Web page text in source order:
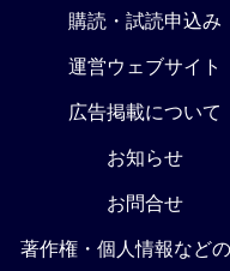
購読・試読申込み
運営ウェブサイト
広告掲載について
お知らせ
お問合せ
著作権・個人情報など